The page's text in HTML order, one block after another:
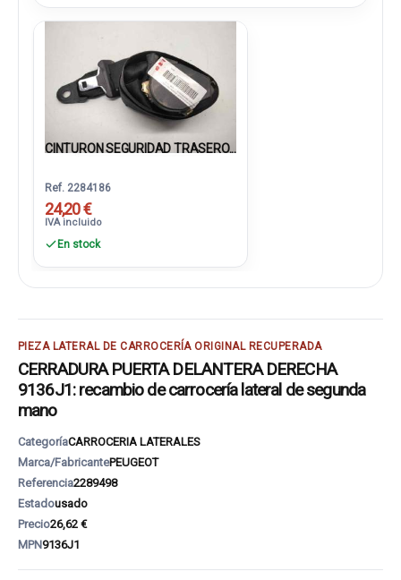
CINTURON SEGURIDAD TRASERO...
Ref. 2284186
24,20 €
IVA incluido
En stock
PIEZA LATERAL DE CARROCERÍA ORIGINAL RECUPERADA
CERRADURA PUERTA DELANTERA DERECHA
9136J1: recambio de carrocería lateral de segunda
mano
CategoríaCARROCERIA LATERALES
Marca/FabricantePEUGEOT
Referencia2289498
Estadousado
Precio26,62 €
MPN9136J1